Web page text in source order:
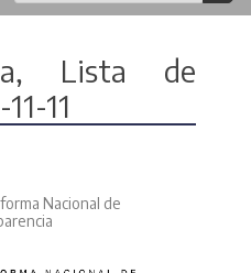
Lista de
11
Nacional de